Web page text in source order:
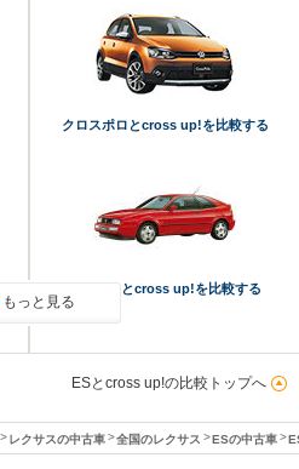
クロスポロとcross up!を比較する
コラードとcross up!を比較する
もっと見る
ESとcross up!の比較トップへ
レクサスの中古車 全国のレクサス ESの中古車